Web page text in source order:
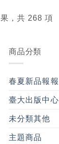
，共 268 項
商品分類
春夏新品報報
臺大出版中心
未分類其他
主題商品